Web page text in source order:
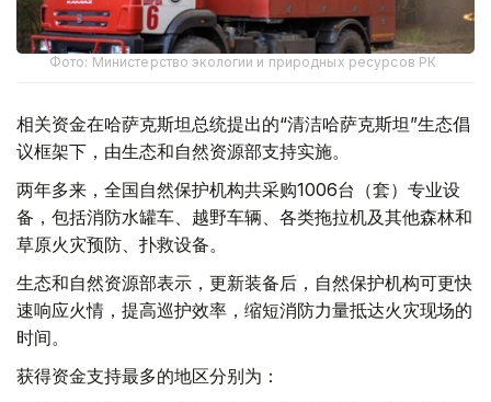
Фото: Министерство экологии и природных ресурсов РК
相关资金在哈萨克斯坦总统提出的“清洁哈萨克斯坦”生态倡
议框架下，由生态和自然资源部支持实施。
两年多来，全国自然保护机构共采购1006台（套）专业设
备，包括消防水罐车、越野车辆、各类拖拉机及其他森林和
草原火灾预防、扑救设备。
生态和自然资源部表示，更新装备后，自然保护机构可更快
速响应火情，提高巡护效率，缩短消防力量抵达火灾现场的
时间。
获得资金支持最多的地区分别为：